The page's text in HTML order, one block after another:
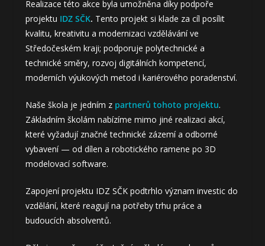
Realizace této akce byla umožněna díky podpoře
projektu IDZ SČK. Tento projekt si klade za cíl posílit
kvalitu, kreativitu a modernizaci vzdělávání ve
Středočeském kraji; podporuje polytechnické a
technické směry, rozvoj digitálních kompetencí,
moderních výukových metod i kariérového poradenství.
Naše škola je jedním z partnerů tohoto projektu.
Základním školám nabízíme mimo jiné realizaci akcí,
které vyžadují značné technické zázemí a odborné
vybavení — od dílen a robotického ramene po 3D
modelovací software.
Zapojení projektu IDZ SČK podtrhlo význam investic do
vzdělání, které reagují na potřeby trhu práce a
budoucích absolventů.